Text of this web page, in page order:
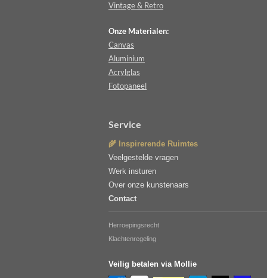
Vintage & Retro
Onze Materialen:
Canvas
Aluminium
Acrylglas
Fotopaneel
Service
🌾 Inspirerende Ruimtes
Veelgestelde vragen
Werk insturen
Over onze kunstenaars
Contact
Herroepingsrecht
Klachtenregeling
Veilig betalen via Mollie